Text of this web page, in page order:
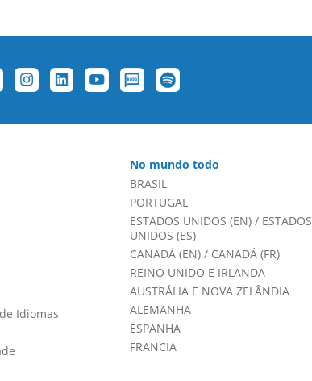
Idiomas
No mundo todo
BRASIL
PORTUGAL
ESTADOS UNIDOS (EN)/ ESTADOS
UNIDOS (ES)
CANADÁ (EN)/ CANADÁ (FR)
REINO UNIDO E IRLANDA
AUSTRÁLIA E NOVA ZELÂNDIA
ALEMANHA
ESPANHA
FRANCIA